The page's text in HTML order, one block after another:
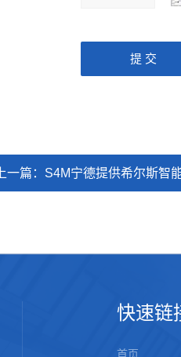
上一篇： S4M宁德提供希尔斯智
快速链
首页